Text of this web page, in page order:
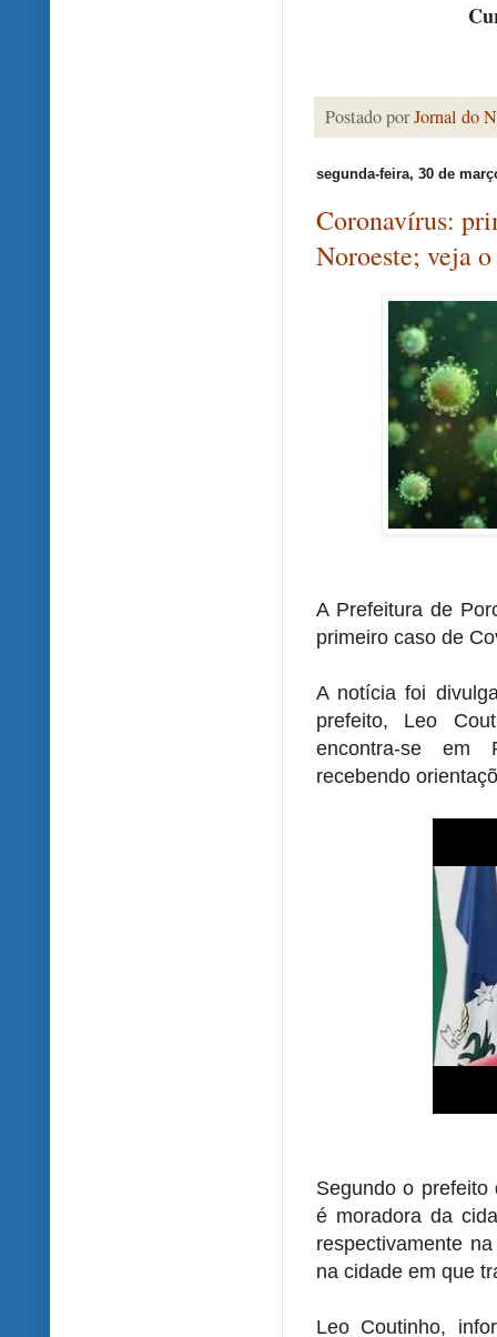
Postado porJornal do
segunda-feira, 30 de
Coronavírus:
Noroeste; veja
A Prefeitura de
primeiro caso de
A notícia foi
prefeito, Leo
encontra-se em
recebendo
Segundo o
é moradora da
respectivamente
na cidade em que
Leo Coutinho,